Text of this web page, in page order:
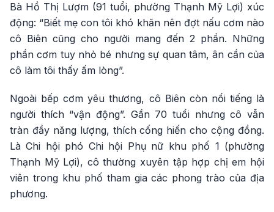
Bà Hồ Thị Lượm (91 tuổi, phường Thạnh Mỹ Lợi) xúc
động: “Biết mẹ con tôi khó khăn nên đợt nấu cơm nào
cô Biên cũng cho người mang đến 2 phần. Những
phần cơm tuy nhỏ bé nhưng sự quan tâm, ân cần của
cô làm tôi thấy ấm lòng”.
Ngoài bếp cơm yêu thương, cô Biên còn nổi tiếng là
người thích “vận động”. Gần 70 tuổi nhưng cô vẫn
tràn đầy năng lượng, thích cống hiến cho cộng đồng.
Là Chi hội phó Chi hội Phụ nữ khu phố 1 (phường
Thạnh Mỹ Lợi), cô thường xuyên tập hợp chị em hội
viên trong khu phố tham gia các phong trào của địa
phương.